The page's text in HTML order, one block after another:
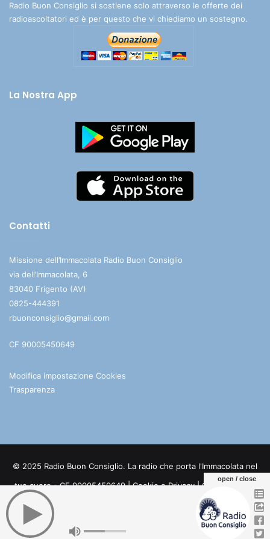
Radio Buon Consiglio si sostiene solo attraverso le offerte dei
radioascoltatori ed è per questo che vi chiediamo un sostegno.
La Nostra App
Contatti
Missione dell’Immacolata Radio Buon Consiglio
via dell’Immacolata, 6
83040 Frigento (AV)
0825-444391
rbuonconsiglio@gmail.com
CF 90005450649
Modifica impostazione Cookies
Trasparenza
© 2025 Radio Buon Consiglio. La radio che porta l'Immacolata nel
tuo cuore - CF 90005450649 |Cookie e Privacy| Credits:
TelegramWhatsApp
open / close